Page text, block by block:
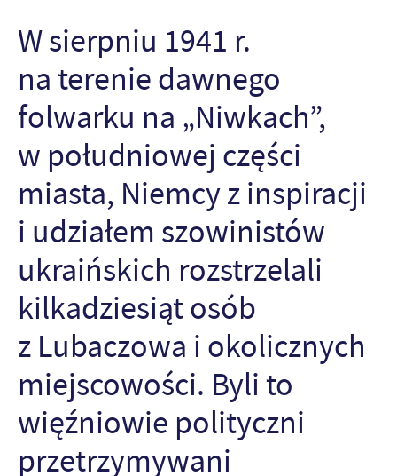
W sierpniu 1941 r.
na terenie dawnego
folwarku na „Niwkach”,
w południowej części
miasta, Niemcy z inspiracji
i udziałem szowinistów
ukraińskich rozstrzelali
kilkadziesiąt osób
z Lubaczowa i okolicznych
miejscowości. Byli to
więźniowie polityczni
przetrzymywani